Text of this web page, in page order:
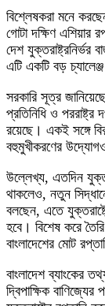
বিশ্লেষকরা মনে
গোটা দক্ষিণ এশিয়ার
দেশ যুক্তরাষ্ট্রনির্ভর
এটি একটি বড়
সরকারি সূত্র
প্রতিনিধি ও পররাষ্ট্র
রয়েছে। একই সঙ্গে
বহুমুখীকরণের
উল্লেখ্য, এতদিন
থাকলেও, নতুন
বলছেন, এতে
হবে। বিশেষ করে
বাংলাদেশের মোট
বাংলাদেশ ব্যাংকের
দ্বিপাক্ষিক